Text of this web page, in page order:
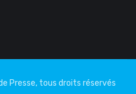
Presse, tous droits réservés